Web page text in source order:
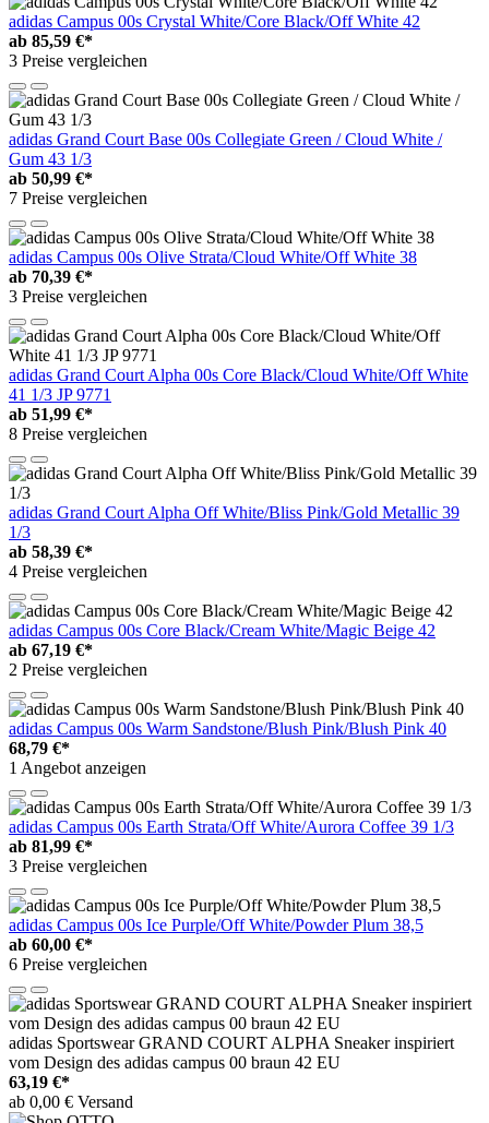
adidas Campus 00s Crystal White/Core Black/Off White 42
ab 85,59 €*
3 Preise vergleichen
adidas Grand Court Base 00s Collegiate Green / Cloud White /
Gum 43 1/3
ab 50,99 €*
7 Preise vergleichen
adidas Campus 00s Olive Strata/Cloud White/Off White 38
ab 70,39 €*
3 Preise vergleichen
adidas Grand Court Alpha 00s Core Black/Cloud White/Off White
41 1/3 JP 9771
ab 51,99 €*
8 Preise vergleichen
adidas Grand Court Alpha Off White/Bliss Pink/Gold Metallic 39
1/3
ab 58,39 €*
4 Preise vergleichen
adidas Campus 00s Core Black/Cream White/Magic Beige 42
ab 67,19 €*
2 Preise vergleichen
adidas Campus 00s Warm Sandstone/Blush Pink/Blush Pink 40
68,79 €*
1 Angebot anzeigen
adidas Campus 00s Earth Strata/Off White/Aurora Coffee 39 1/3
ab 81,99 €*
3 Preise vergleichen
adidas Campus 00s Ice Purple/Off White/Powder Plum 38,5
ab 60,00 €*
6 Preise vergleichen
adidas Sportswear GRAND COURT ALPHA Sneaker inspiriert
vom Design des adidas campus 00 braun 42 EU
63,19 €*
ab 0,00 € Versand